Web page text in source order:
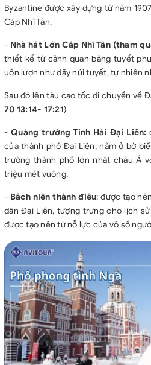
Byzantine được xây dựng từ năm
Cáp Nhĩ Tân.
- Nhà hát Lớn Cáp Nhĩ Tân (tham
thiết kế từ cảnh quan băng tuyết
uốn lượn như dãy núi tuyết, tự nhiên
Sau đó lên tàu cao tốc di chuyển về
70 13:14- 17:21)
-Quảng trường Tinh Hải Đại Liên:
của thành phố Đại Liên, nằm ở bờ
trường thành phố lớn nhất châu Á
triệu mét vuông.
- Bách niên thành điêu: được tạo
dân Đại Liên, tượng trưng cho lịch
được tạo nên từ nỗ lực của vô số